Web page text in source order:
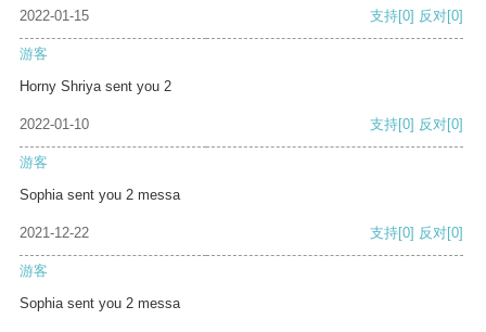
2022-01-15 支持[0] 反对[0]
游客
Horny Shriya sent you 2
2022-01-10 支持[0] 反对[0]
游客
Sophia sent you 2 messa
2021-12-22 支持[0] 反对[0]
游客
Sophia sent you 2 messa